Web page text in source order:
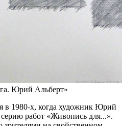
Юрий Альберт»
в 1980-х, когда художник Юрий
работ «Живопись для...».